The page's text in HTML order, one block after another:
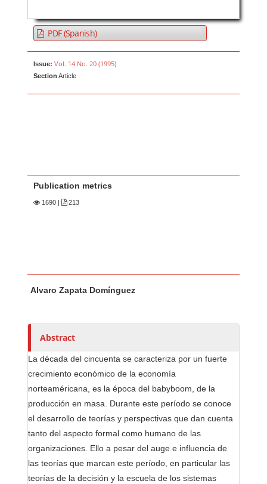
PDF (Spanish)
Issue: Vol. 14 No. 20 (1995)
Section Article
Publication metrics
1690 | 213
u
h
r
s
Alvaro Zapata Domínguez
Abstract
La década del cincuenta se caracteriza por un fuerte
crecimiento económico de la economía
norteaméricana, es la época del babyboom, de la
producción en masa. Durante este período se conoce
el desarrollo de teorías y perspectivas que dan cuenta
tanto del aspecto formal como humano de las
organizaciones. Ello a pesar del auge e influencia de
las teorías que marcan este período, en particular las
teorías de la decisión y la escuela de los sistemas